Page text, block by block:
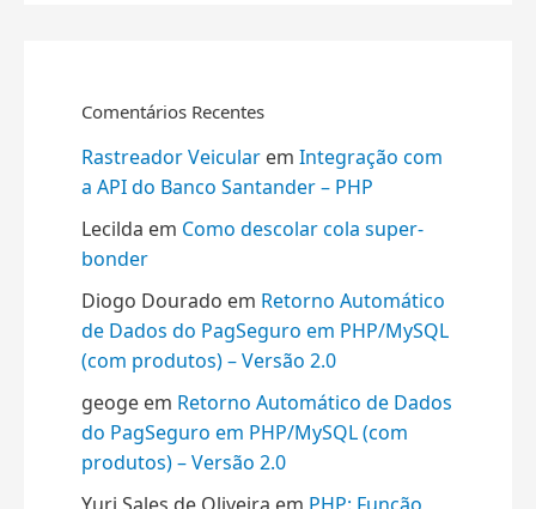
Comentários Recentes
Rastreador Veicular em Integração com
a API do Banco Santander – PHP
Lecilda em Como descolar cola super-
bonder
Diogo Dourado em Retorno Automático
de Dados do PagSeguro em PHP/MySQL
(com produtos) – Versão 2.0
geoge em Retorno Automático de Dados
do PagSeguro em PHP/MySQL (com
produtos) – Versão 2.0
Yuri Sales de Oliveira em PHP: Função